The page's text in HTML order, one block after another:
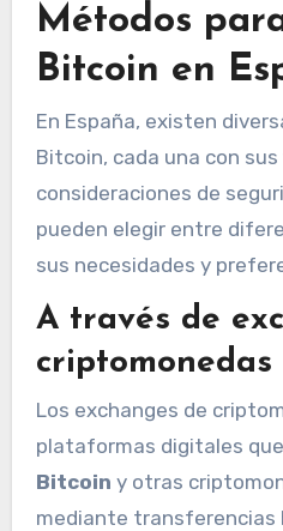
Métodos
Bitcoin en
En España, existen
Bitcoin, cada una con
consideraciones de
pueden elegir entre
sus necesidades y
A través de
criptomonedas
Los exchanges de
plataformas digitales
Bitcoin y otras
mediante transferencias